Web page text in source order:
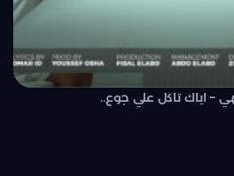
اياك تاكل علي جوع..